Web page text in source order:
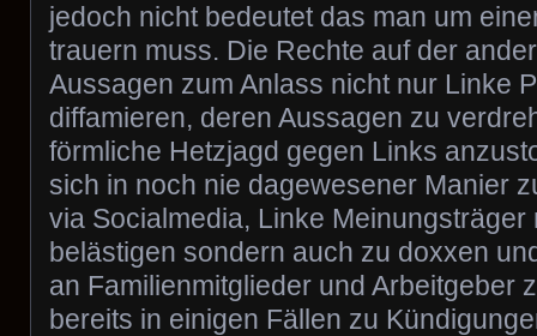
jedoch nicht bedeutet das man um
trauern muss. Die Rechte auf der
Aussagen zum Anlass nicht nur Linke
diffamieren, deren Aussagen zu
förmliche Hetzjagd gegen Links
sich in noch nie dagewesener Manier
via Socialmedia, Linke Meinungsträger
belästigen sondern auch zu doxxen
an Familienmitglieder und Arbeitgeber
bereits in einigen Fällen zu